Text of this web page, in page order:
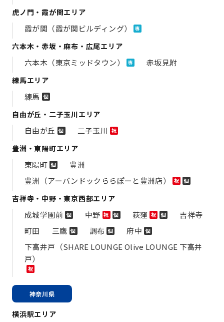
虎ノ門・霞が関エリア
霞が関（霞が関ビルディング） 専
六本木・赤坂・麻布・広尾エリア
六本木（東京ミッドタウン） 専 赤坂見附
練馬エリア
練馬 個
自由が丘・二子玉川エリア
自由が丘 個 二子玉川 祝
豊洲・東陽町エリア
東陽町 個
豊洲
豊洲（アーバンドックららぽーと豊洲店）
祝 個
吉祥寺・中野・東京西部エリア
成城学園前 個 中野 祝 個 荻窪 祝 個
吉祥寺
町田
三鷹 個 調布 個 府中 個
下高井戸（SHARE LOUNGE Olive LOUNGE 下高井
戸）
祝
神奈川県
横浜駅エリア